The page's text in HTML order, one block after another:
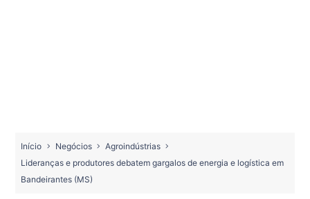
Início Negócios
Agroindústrias
Lideranças e produtores debatem gargalos de energia e logística em
Bandeirantes (MS)